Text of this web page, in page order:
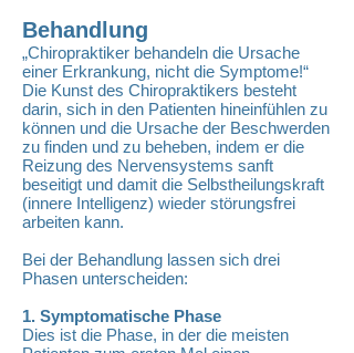
Behandlung
„Chiropraktiker behandeln die Ursache
einer Erkrankung, nicht die Symptome!“
Die Kunst des Chiropraktikers besteht
darin, sich in den Patienten hineinfühlen zu
können und die Ursache der Beschwerden
zu finden und zu beheben, indem er die
Reizung des Nervensystems sanft
beseitigt und damit die Selbstheilungskraft
(innere Intelligenz) wieder störungsfrei
arbeiten kann.
Bei der Behandlung lassen sich drei
Phasen unterscheiden:
1. Symptomatische Phase
Dies ist die Phase, in der die meisten